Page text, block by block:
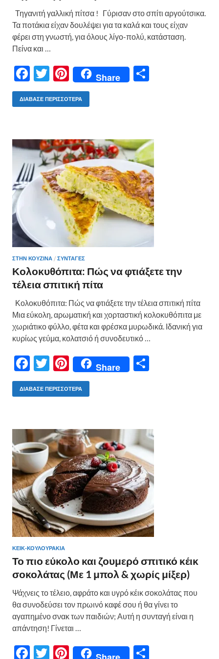
Τηγανιτή γαλλική πίτσα ! Γύρισαν στο σπίτι αργούτσικα.
Τα ποτάκια είχαν δουλέψει για τα καλά και τους είχαν
φέρει στη γνωστή, για όλους λίγο-πολύ, κατάσταση.
Πείνα και …
F
ac
e
o
o
k
T
w
itt
Pi
nt
er
t
Share
σ
τε
ίτ
ε
ΔΙΆΒΑΣΕ ΠΕΡΙΣΣΌΤΕΡΑ
ΣΤΗΝ ΚΟΥΖΙΝΑ / ΣΥΝΤΑΓΕΣ
Κολοκυθόπιτα: Πώς να φτιάξετε την
τέλεια σπιτική πίτα
Κολοκυθόπιτα: Πώς να φτιάξετε την τέλεια σπιτική πίτα
Μια εύκολη, αρωματική και χορταστική κολοκυθόπιτα με
χωριάτικο φύλλο, φέτα και φρέσκα μυρωδικά. Ιδανική για
κυρίως γεύμα, κολατσιό ή συνοδευτικό …
F
ac
e
o
o
k
T
w
itt
Pi
nt
er
t
Share
σ
τε
ίτ
ε
ΔΙΆΒΑΣΕ ΠΕΡΙΣΣΌΤΕΡΑ
ΚΕΙΚ-ΚΟΥΛΟΥΡΑΚΙΑ
Το πιο εύκολο και ζουμερό σπιτικό κέικ
σοκολάτας (Με 1 μπολ & χωρίς μίξερ)
Ψάχνεις το τέλειο, αφράτο και υγρό κέικ σοκολάτας που
θα συνοδεύσει τον πρωινό καφέ σου ή θα γίνει το
αγαπημένο σνακ των παιδιών; Αυτή η συνταγή είναι η
απάντηση! Γίνεται …
F
T
Pi